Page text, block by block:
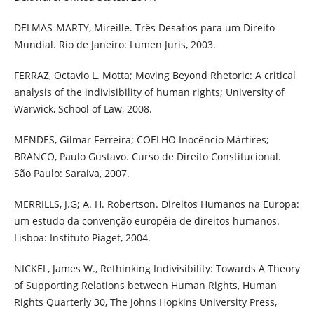
DELMAS-MARTY, Mireille. Três Desafios para um Direito
Mundial. Rio de Janeiro: Lumen Juris, 2003.
FERRAZ, Octavio L. Motta; Moving Beyond Rhetoric: A critical
analysis of the indivisibility of human rights; University of
Warwick, School of Law, 2008.
MENDES, Gilmar Ferreira; COELHO Inocêncio Mártires;
BRANCO, Paulo Gustavo. Curso de Direito Constitucional.
São Paulo: Saraiva, 2007.
MERRILLS, J.G; A. H. Robertson. Direitos Humanos na Europa:
um estudo da convenção européia de direitos humanos.
Lisboa: Instituto Piaget, 2004.
NICKEL, James W., Rethinking Indivisibility: Towards A Theory
of Supporting Relations between Human Rights, Human
Rights Quarterly 30, The Johns Hopkins University Press,